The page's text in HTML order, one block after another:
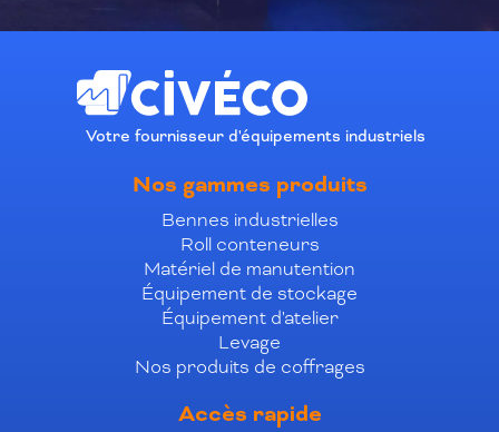
Votre fournisseur d'équipements industriels
Nos gammes produits
Bennes industrielles
Roll conteneurs
Matériel de manutention
Équipement de stockage
Équipement d'atelier
Levage
Nos produits de coffrages
Accès rapide